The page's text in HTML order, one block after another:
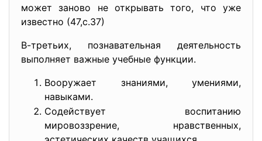
может заново не открывать того, что уже
известно (47,с.37)
В-третьих, познавательная деятельность
выполняет важные учебные функции.
Вооружает знаниями, умениями,
навыками.
Содействует воспитанию
мировоззрение, нравственных,